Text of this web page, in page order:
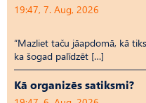
19:47, 7. Aug, 2026
“Mazliet taču jāapdomā, kā
ka šogad palīdzēt […]
Kā organizēs satiksmi?